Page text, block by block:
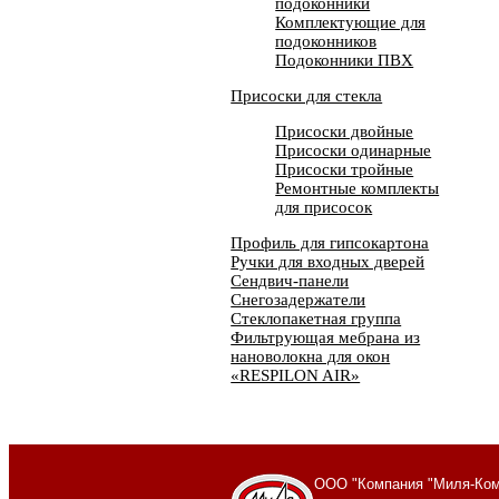
Комплектующие для
подоконников
Подоконники ПВХ
Присоски для стекла
Присоски двойные
Присоски одинарные
Присоски тройные
Ремонтные комплекты
для присосок
Профиль для гипсокартона
Ручки для входных дверей
Сендвич-панели
Снегозадержатели
Стеклопакетная группа
Фильтрующая мебрана из
нановолокна для окон
«RESPILON AIR»
ООО "Компания "Миля-